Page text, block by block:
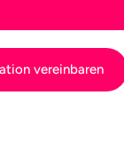
vereinbaren